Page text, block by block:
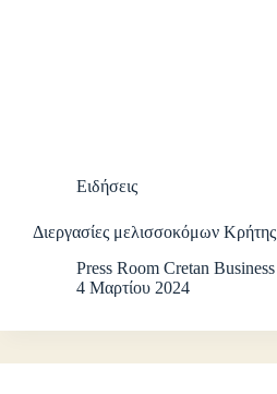
Ειδήσεις
Διεργασίες μελισσοκόμων Κρήτης
Press Room Cretan Business
4 Μαρτίου 2024